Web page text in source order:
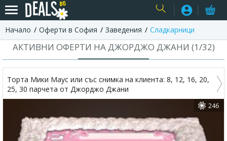
USER
Начало Оферти в София Заведения Сладкарници
АКТИВНИ ОФЕРТИ НА ДЖОРДЖО ДЖАНИ (1/32)
Торта Мики Маус или със снимка на клиента: 8, 12, 16, 20,
25, 30 парчета от Джорджо Джани
246